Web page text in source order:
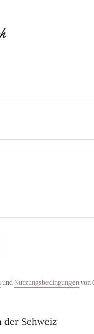
und Nutzungsbedingungenvon
der Schweiz